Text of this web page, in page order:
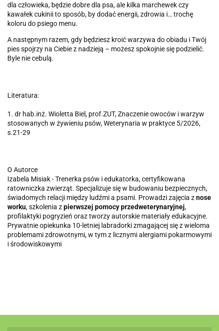
dla człowieka, będzie dobre dla psa, ale kilka marchewek czy
kawałek cukinii to sposób, by dodać energii, zdrowia i… trochę
koloru do psiego menu.
A następnym razem, gdy będziesz kroić warzywa do obiadu i Twój
pies spojrzy na Ciebie z nadzieją – możesz spokojnie się podzielić.
Byle nie cebulą.
Literatura:
1. dr hab.inż. Wioletta Biel, prof.ZUT, Znaczenie owoców i warzyw
stosowanych w żywieniu psów, Weterynaria w praktyce 5/2026,
s.21-29
O Autorce
Izabela Misiak - Trenerka psów i edukatorka, certyfikowana
ratowniczka zwierząt. Specjalizuje się w budowaniu bezpiecznych,
świadomych relacji między ludźmi a psami. Prowadzi zajęcia znose
worku, szkolenia zpierwszej pomocy przedweterynaryjnej,
profilaktyki pogryzień oraz tworzy autorskie materiały edukacyjne.
Prywatnie opiekunka 10-letniej labradorki zmagającej się z wieloma
problemami zdrowotnymi, w tym z licznymi alergiami pokarmowymi
i środowiskowymi